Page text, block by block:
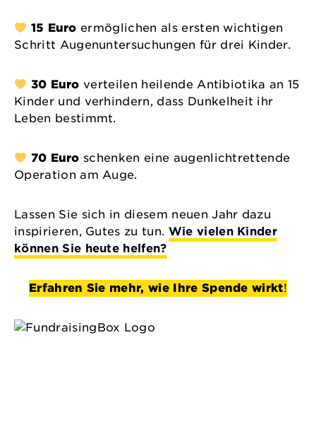
15 Euro ermöglichen als ersten wichtigen
Schritt Augenuntersuchungen für drei Kinder.
30 Euro verteilen heilende Antibiotika an 15
Kinder und verhindern, dass Dunkelheit ihr
Leben bestimmt.
70 Euro schenken eine augenlichtrettende
Operation am Auge.
Lassen Sie sich in diesem neuen Jahr dazu
inspirieren, Gutes zu tun. Wie vielen Kinder
können Sie heute helfen?
Erfahren Sie mehr, wie Ihre Spende wirkt!